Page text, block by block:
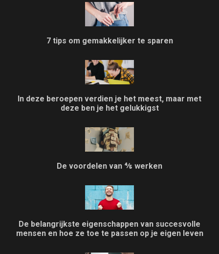
7 tips om gemakkelijker te sparen
In deze beroepen verdien je het meest, maar met
deze ben je het gelukkigst
De voordelen van ⅘ werken
De belangrijkste eigenschappen van succesvolle
mensen en hoe ze toe te passen op je eigen leven